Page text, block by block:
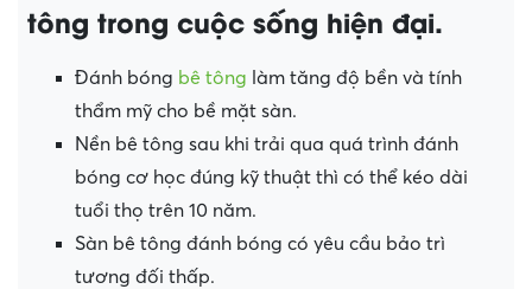
tông trong cuộc sống hiện đại.
Đánh bóng bê tông làm tăng độ bền và tính
thẩm mỹ cho bề mặt sàn.
Nền bê tông sau khi trải qua quá trình đánh
bóng cơ học đúng kỹ thuật thì có thể kéo dài
tuổi thọ trên 10 năm.
Sàn bê tông đánh bóng có yêu cầu bảo trì
tương đối thấp.